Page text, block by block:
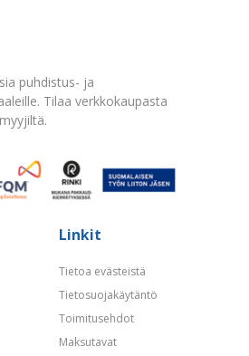
puhdistus- ja
Tilaa verkkokaupasta
Linkit
Tietoa evästeistä
Tietosuojakäytäntö
Toimitusehdot
Maksutavat